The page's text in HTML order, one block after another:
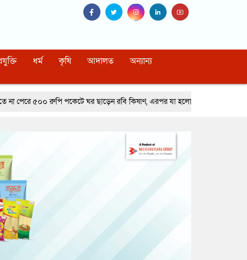
ধর্ম কৃষি আদালত অন্যান্য
পকেটে ঘর ছাড়েন রবি কিষাণ, এরপর যা হলো… নাইটক্লাবে মারামারি করে বিপদে